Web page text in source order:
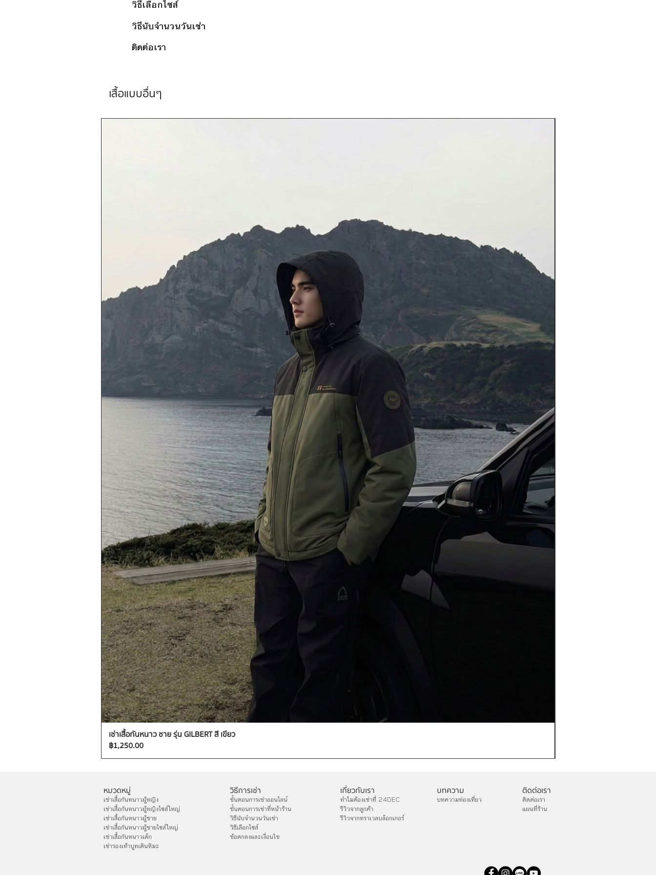
วิธีเลือกไซส์
วิธีนับจำนวนวันเช่า
ติดต่อเรา
เสื้อแบบอื่นๆ
เช่าเสื้อกันหนาว ชาย รุ่น GILBERT สี เขียว
ราคา
฿1,250.00
หมวดหมู่
เช่าเสื้อกันหนาวผู้หญิง
เช่าเสื้อกันหนาวผู้หญิงไซส์ใหญ่
เช่าเสื้อกันหนาวผู้ชาย
เช่าเสื้อกันหนาวผู้ชายไซส์ใหญ่
เช่าเสื้อกันหนาวเด็ก
เช่ารองเท้าบูทเดินหิมะ
วิธีการเช่า
ขั้นตอนการเช่าออนไลน์
ขั้นตอนการเช่าที่หน้าร้าน
วิธีนับจำนวนวันเช่า
วิธีเลือกไซส์
ข้อตกลงและเงื่อนไข
เกี่ยวกับเรา
ทำไมต้องเช่าที่ 24DEC
รีวิวจากลูกค้า
รีวิวจากทราเวลบล็อกเกอร์
บทความ
บทความท่องเที่ยว
ติดต่อเรา
ติดต่อเรา
แผนที่ร้าน